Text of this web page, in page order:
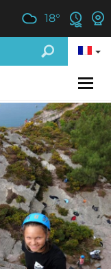
18°